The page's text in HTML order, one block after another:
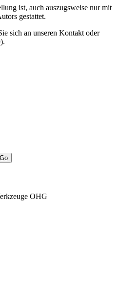
ist, auch auszugsweise nur mit
gestattet.
sich an unseren Kontakt oder
Go
OHG